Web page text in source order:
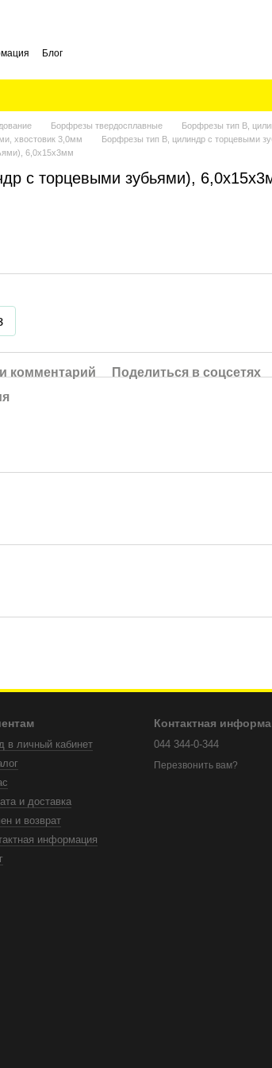
Блог
Борфрезы твердосплавные
Борфрезы тип В,
хвостовик 3,0мм
Борфрезы тип В, цилиндр с торцевыми
6,0х15х3мм
с торцевыми зубьями),
комментарий
Поделиться в соцсетях
в личный кабинет
и доставка
и возврат
информация
Контактная
044 344-0-344
Перезвонить вам?